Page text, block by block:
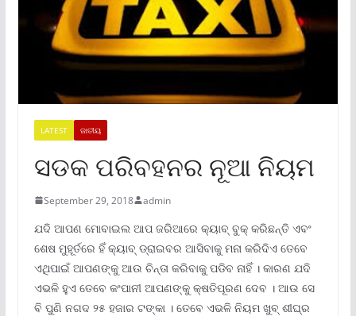
LATEST ଜାତୀୟ
ସଡକ ପରିବହନର ନୂଆ ନିୟମ
September 29, 2018 admin
ଯଦି ଆପଣ ମୋବାଇଲ ଆପ ଜରିଆରେ କ୍ୟାବ୍ ବୁକ୍ କରିଛନ୍ତି ଏବଂ
ଶେଷ ମୁହୂର୍ତରେ ହିଁ କ୍ୟାବ୍ ଡ୍ରାଇବର ଆସିବାକୁ ମନା କରିଦିଏ ତେବେ
ଏଥିପାଇଁ ଆପଣଙ୍କୁ ଆଉ ଚିନ୍ତା କରିବାକୁ ପଡିବ ନାହିଁ । କାରଣ ଯଦି
ଏଭଳି ହୁଏ ତେବେ କଂପାନୀ ଆପଣଙ୍କୁ କ୍ଷତିପୂରଣ ଦେବ । ଆଉ ସେ
ବି ପୁଣି ନଗଦ ୨୫ ହଜାର ଟଙ୍କା । ତେବେ ଏଭଳି ନିୟମ ଖୁବ୍ ଶୀଘ୍ର